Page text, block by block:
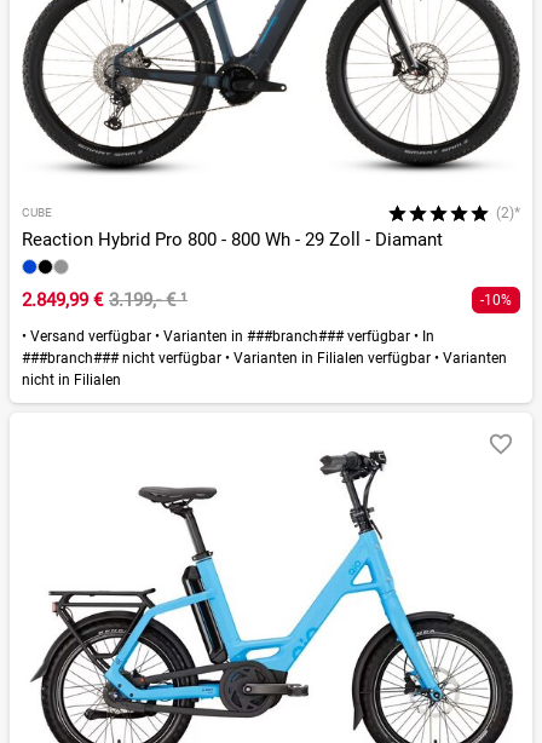
CUBE (2)*
Reaction Hybrid Pro 800 - 800 Wh - 29 Zoll - Diamant
2.849,99 € 3.199,- €¹ -10%
• Versand verfügbar • Varianten in ###branch### verfügbar • In
###branch### nicht verfügbar • Varianten in Filialen verfügbar • Varianten
nicht in Filialen